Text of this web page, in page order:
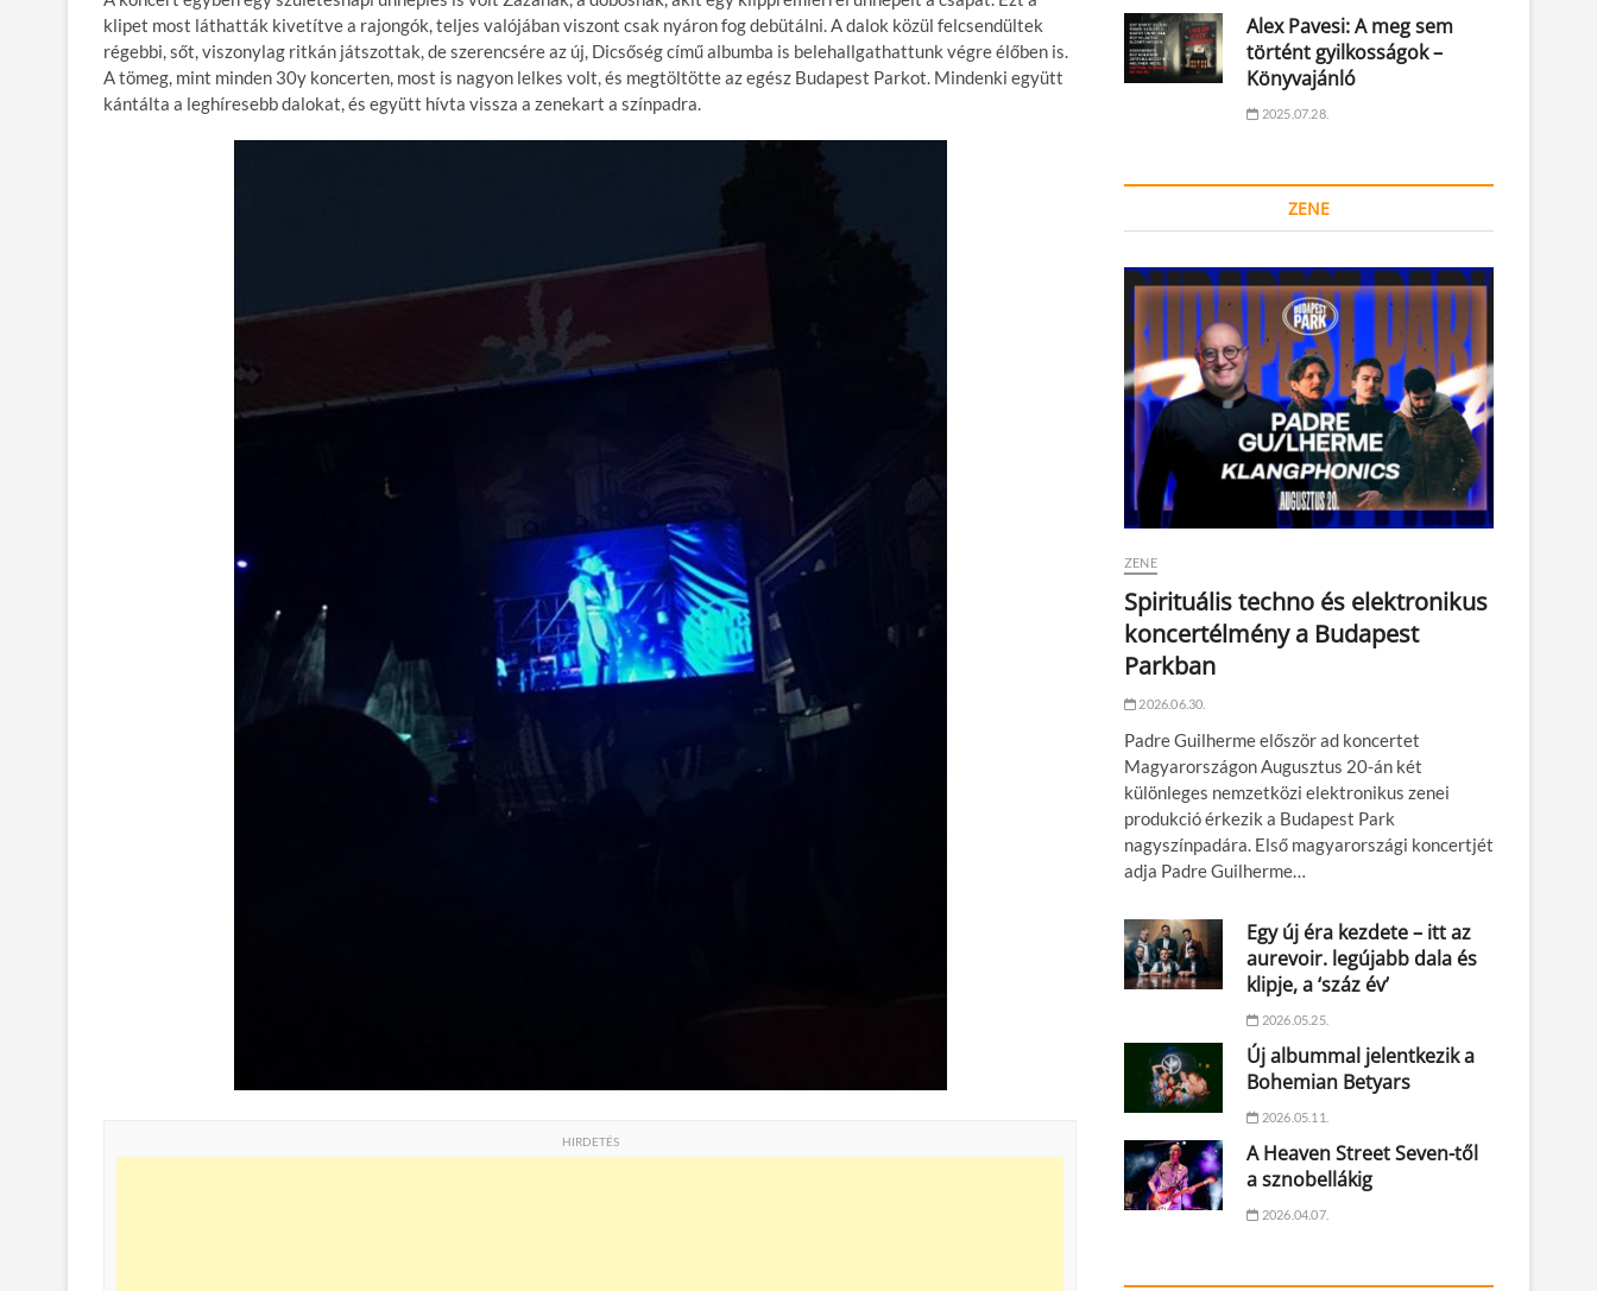
klipet most láthatták kivetítve a rajongók, teljes valójában viszont csak nyáron fog debütálni. A dalok közül felcsendültek
régebbi, sőt, viszonylag ritkán játszottak, de szerencsére az új, Dicsőség című albumba is belehallgathattunk végre élőben is.
A tömeg, mint minden 30y koncerten, most is nagyon lelkes volt, és megtöltötte az egész Budapest Parkot. Mindenki együtt
kántálta a leghíresebb dalokat, és együtt hívta vissza a zenekart a színpadra.
HIRDETÉS
Alex Pavesi: A meg sem
történt gyilkosságok –
Könyvajánló
2025.07.28.
ZENE
ZENE
Spirituális techno és elektronikus
koncertélmény a Budapest
Parkban
2026.06.30.
Padre Guilherme először ad koncertet
Magyarországon Augusztus 20-án két
különleges nemzetközi elektronikus zenei
produkció érkezik a Budapest Park
nagyszínpadára. Első magyarországi koncertjét
adja Padre Guilherme…
Egy új éra kezdete – itt az
aurevoir. legújabb dala és
klipje, a ‘száz év’
2026.05.25.
Új albummal jelentkezik a
Bohemian Betyars
2026.05.11.
A Heaven Street Seven-től
a sznobellákig
2026.04.07.